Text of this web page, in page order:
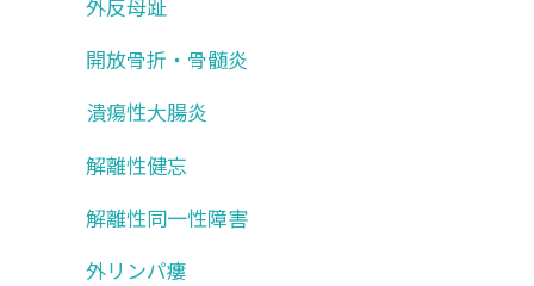
外反母趾
開放骨折・骨髄炎
潰瘍性大腸炎
解離性健忘
解離性同一性障害
外リンパ瘻